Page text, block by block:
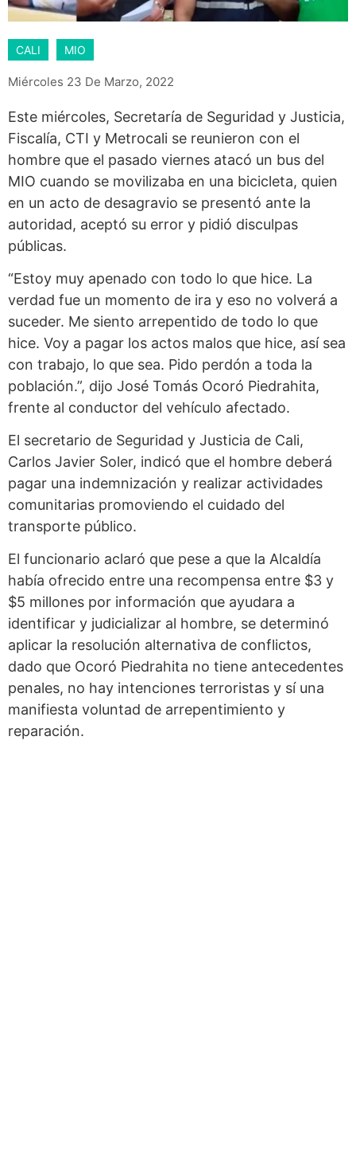
CALI MIO
Miércoles 23 De Marzo, 2022
Este miércoles, Secretaría de Seguridad y Justicia,
Fiscalía, CTI y Metrocali se reunieron con el
hombre que el pasado viernes atacó un bus del
MIO cuando se movilizaba en una bicicleta, quien
en un acto de desagravio se presentó ante la
autoridad, aceptó su error y pidió disculpas
públicas.
“Estoy muy apenado con todo lo que hice. La
verdad fue un momento de ira y eso no volverá a
suceder. Me siento arrepentido de todo lo que
hice. Voy a pagar los actos malos que hice, así sea
con trabajo, lo que sea. Pido perdón a toda la
población.”, dijo José Tomás Ocoró Piedrahita,
frente al conductor del vehículo afectado.
El secretario de Seguridad y Justicia de Cali,
Carlos Javier Soler, indicó que el hombre deberá
pagar una indemnización y realizar actividades
comunitarias promoviendo el cuidado del
transporte público.
El funcionario aclaró que pese a que la Alcaldía
había ofrecido entre una recompensa entre $3 y
$5 millones por información que ayudara a
identificar y judicializar al hombre, se determinó
aplicar la resolución alternativa de conflictos,
dado que Ocoró Piedrahita no tiene antecedentes
penales, no hay intenciones terroristas y sí una
manifiesta voluntad de arrepentimiento y
reparación.